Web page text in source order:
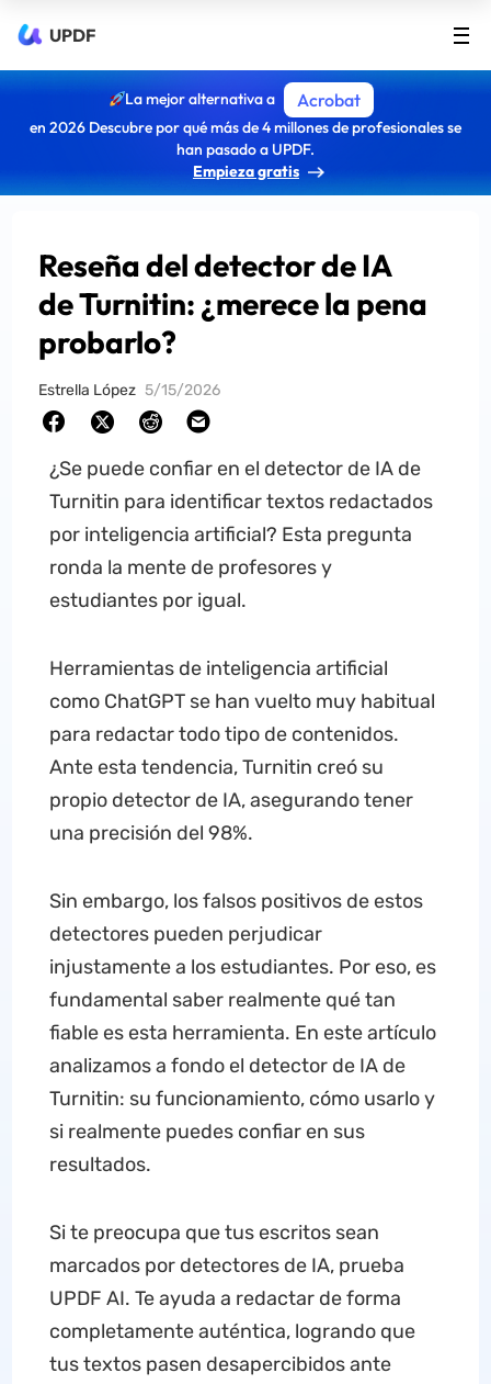
UPDF
La mejor alternativa a Acrobat
en 2026 Descubre por qué más de 4 millones de profesionales se
han pasado a UPDF.
Empieza gratis
Reseña del detector de IA
de Turnitin: ¿merece la pena
probarlo?
Estrella López 5/15/2026
¿Se puede confiar en el detector de IA de
Turnitin para identificar textos redactados
por inteligencia artificial? Esta pregunta
ronda la mente de profesores y
estudiantes por igual.
Herramientas de inteligencia artificial
como ChatGPT se han vuelto muy habitual
para redactar todo tipo de contenidos.
Ante esta tendencia, Turnitin creó su
propio detector de IA, asegurando tener
una precisión del 98%.
Sin embargo, los falsos positivos de estos
detectores pueden perjudicar
injustamente a los estudiantes. Por eso, es
fundamental saber realmente qué tan
fiable es esta herramienta. En este artículo
analizamos a fondo el detector de IA de
Turnitin: su funcionamiento, cómo usarlo y
si realmente puedes confiar en sus
resultados.
Si te preocupa que tus escritos sean
marcados por detectores de IA, prueba
UPDF AI. Te ayuda a redactar de forma
completamente auténtica, logrando que
tus textos pasen desapercibidos ante